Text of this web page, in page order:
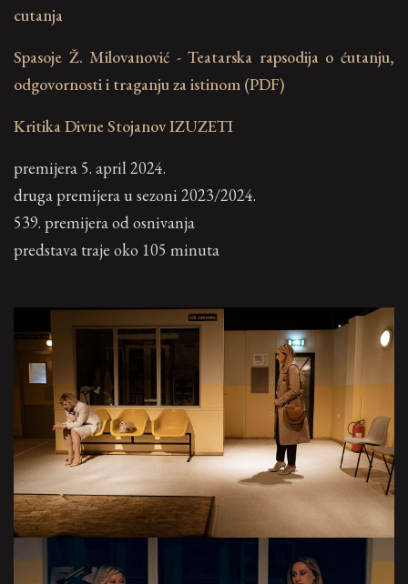
cutanja
Spasoje Ž. Milovanović - Teatarska rapsodija o ćutanju,
odgovornosti i traganju za istinom (PDF)
Kritika Divne Stojanov IZUZETI
premijera 5. april 2024.
druga premijera u sezoni 2023/2024.
539. premijera od osnivanja
predstava traje oko 105 minuta